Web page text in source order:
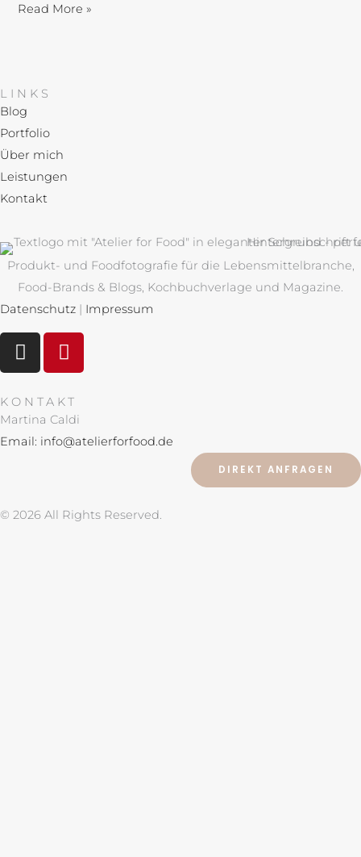
Read More »
LINKS
Blog
Portfolio
Über mich
Leistungen
Kontakt
Produkt- und Foodfotografie für die Lebensmittelbranche,
Food-Brands & Blogs, Kochbuchverlage und Magazine.
Datenschutz | Impressum
I
n
t
a
g
P
i
t
e
r
KONTAKT
Martina Caldi
Email: info@atelierforfood.de
DIREKT ANFRAGEN
© 2026 All Rights Reserved.